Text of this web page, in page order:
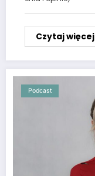
Czytaj więcej
Podcast